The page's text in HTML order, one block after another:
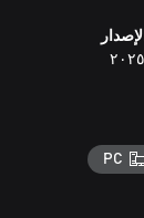
Cook up
PC